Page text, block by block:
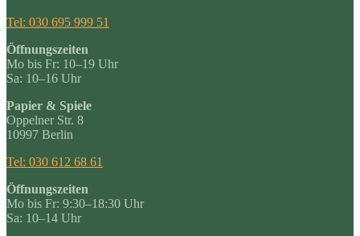
Tel: 030 695 999 51
Öffnungszeiten
Mo bis Fr: 10–19 Uhr
Sa: 10–16 Uhr
Papier & Spiele
Oppelner Str. 8
10997 Berlin
Tel: 030 612 68 61
Öffnungszeiten
Mo bis Fr: 9:30–18:30 Uhr
Sa: 10–14 Uhr